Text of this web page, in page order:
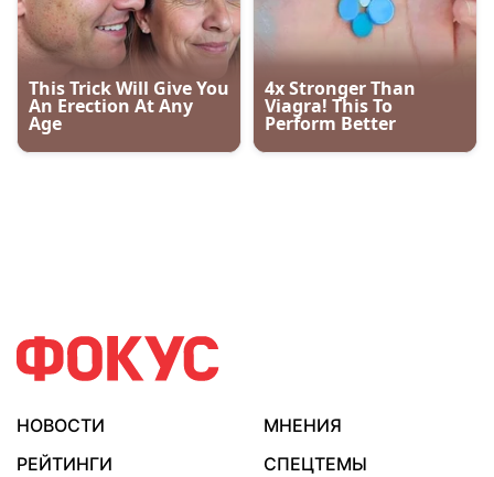
НОВОСТИ
МНЕНИЯ
РЕЙТИНГИ
СПЕЦТЕМЫ